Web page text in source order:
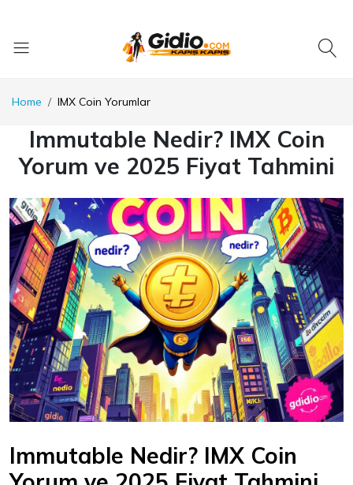
Home IMX Coin Yorumlar
Immutable Nedir? IMX Coin
Yorum ve 2025 Fiyat Tahmini
Immutable Nedir? IMX Coin